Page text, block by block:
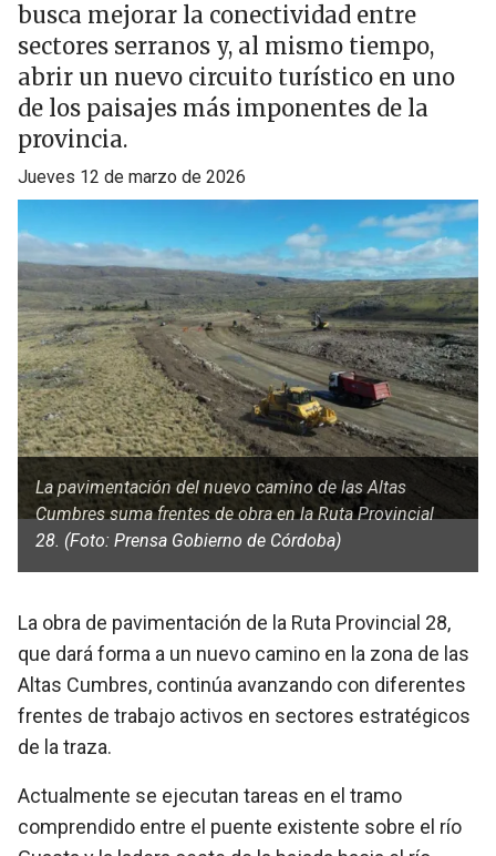
busca mejorar la conectividad entre
sectores serranos y, al mismo tiempo,
abrir un nuevo circuito turístico en uno
de los paisajes más imponentes de la
provincia.
jueves 12 de marzo de 2026
La pavimentación del nuevo camino de las Altas
Cumbres suma frentes de obra en la Ruta Provincial
28. (Foto: Prensa Gobierno de Córdoba)
La obra de pavimentación de la Ruta Provincial 28,
que dará forma a un nuevo camino en la zona de las
Altas Cumbres, continúa avanzando con diferentes
frentes de trabajo activos en sectores estratégicos
de la traza.
Actualmente se ejecutan tareas en el tramo
comprendido entre el puente existente sobre el río